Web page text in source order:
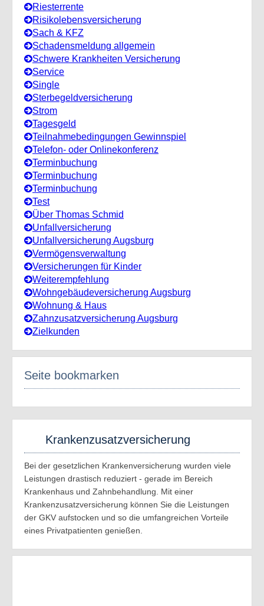
Riesterrente
Risikolebensversicherung
Sach & KFZ
Schadensmeldung allgemein
Schwere Krankheiten Versicherung
Service
Single
Sterbegeldversicherung
Strom
Tagesgeld
Teilnahmebedingungen Gewinnspiel
Telefon- oder Onlinekonferenz
Terminbuchung
Terminbuchung
Terminbuchung
Test
Über Thomas Schmid
Unfallversicherung
Unfallversicherung Augsburg
Vermögensverwaltung
Versicherungen für Kinder
Weiterempfehlung
Wohngebäudeversicherung Augsburg
Wohnung & Haus
Zahnzusatzversicherung Augsburg
Zielkunden
Seite bookmarken
Krankenzusatzversicherung
Bei der gesetzlichen Krankenversicherung wurden viele
Leistungen drastisch reduziert - gerade im Bereich
Krankenhaus und Zahnbehandlung. Mit einer
Krankenzusatzversicherung können Sie die Leistungen
der GKV aufstocken und so die umfangreichen Vorteile
eines Privatpatienten genießen.